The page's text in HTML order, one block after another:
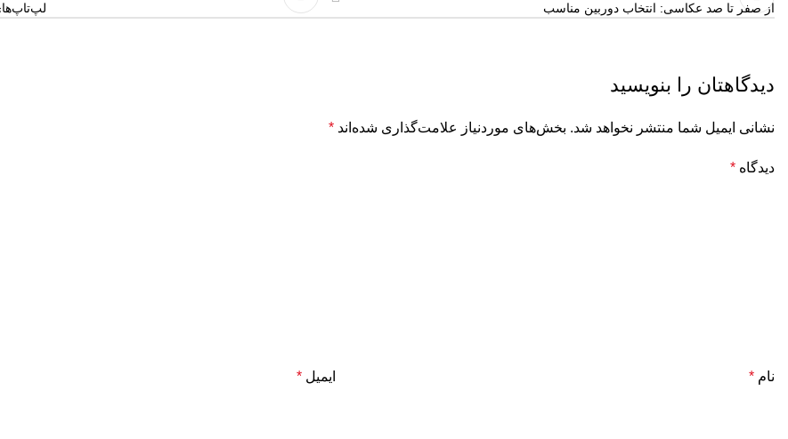
از صفر تا صد عکاسی: انتخاب دوربین مناسب
دیدگاهتان را بنویسید
نشانی ایمیل شما منتشر نخواهد شد. بخش‌های موردنیاز علامت‌گذاری شده‌اند *
دیدگاه *
نام * ایمیل *